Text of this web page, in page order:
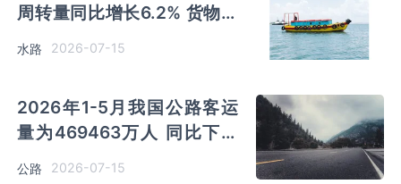
周转量同比增长6.2% 货物周
转量同比增长7%
水路 2026-07-15
2026年1-5月我国公路客运
量为469463万人 同比下降
公路 2026-07-15